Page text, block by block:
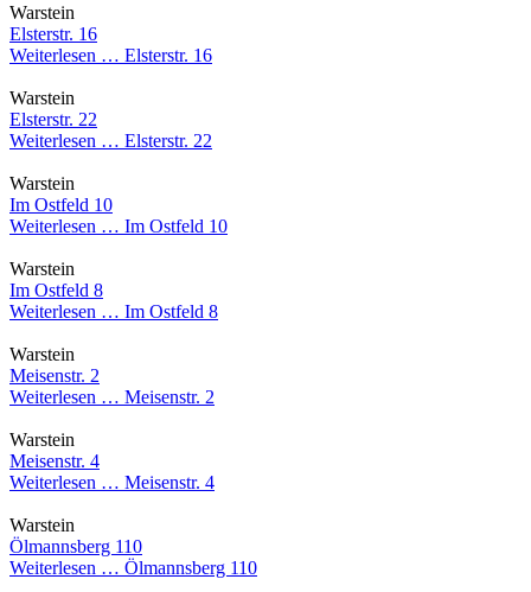
Warstein
Elsterstr. 16
Weiterlesen … Elsterstr. 16
Warstein
Elsterstr. 22
Weiterlesen … Elsterstr. 22
Warstein
Im Ostfeld 10
Weiterlesen … Im Ostfeld 10
Warstein
Im Ostfeld 8
Weiterlesen … Im Ostfeld 8
Warstein
Meisenstr. 2
Weiterlesen … Meisenstr. 2
Warstein
Meisenstr. 4
Weiterlesen … Meisenstr. 4
Warstein
Ölmannsberg 110
Weiterlesen … Ölmannsberg 110